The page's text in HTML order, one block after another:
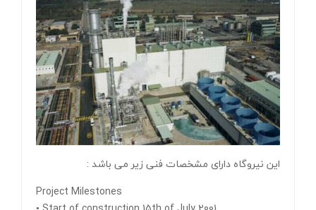
این نیروگاه دارای مشخصات فنی زیر می باشد :
Project Milestones